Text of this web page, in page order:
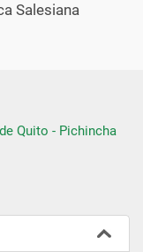
Salesiana
Quito - Pichincha